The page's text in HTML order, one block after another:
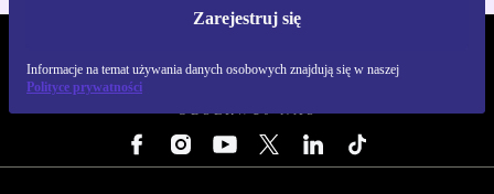
Zarejestruj się
Informacje na temat używania danych osobowych znajdują się w naszej
Polityce prywatności
OBSERWUJ NAS